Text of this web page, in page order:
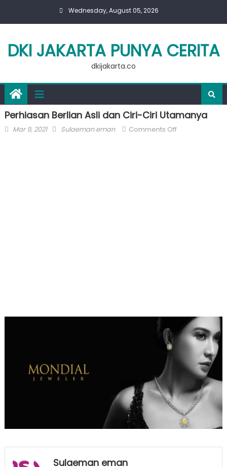
Wednesday, August 05, 2026
DKI JAKARTA PUNYA CERITA
dkijakarta.co
Perhiasan Berlian Asli dan Ciri-Ciri Utamanya
Posted
Mar 9, 2021 Author
Sulaeman eman Comments Offon
Sulaeman eman